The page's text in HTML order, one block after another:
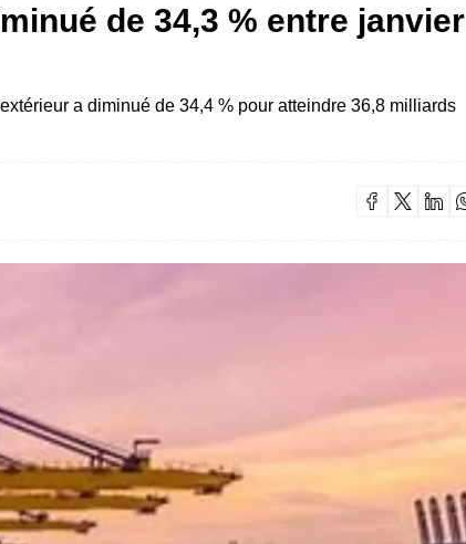
de 34,3 % entre janvier
a diminué de 34,4 % pour atteindre 36,8 milliards